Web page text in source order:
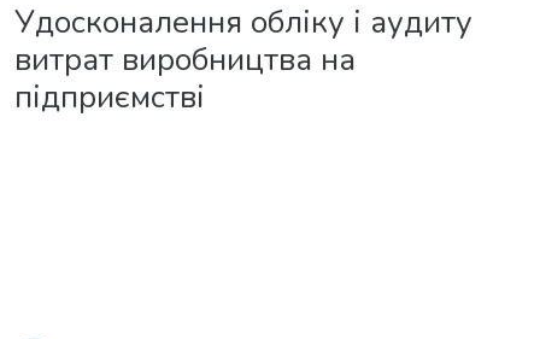
Удосконалення обліку і аудиту
витрат виробництва на
підприємстві